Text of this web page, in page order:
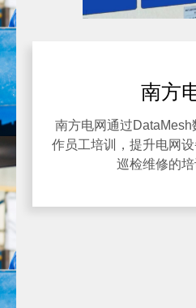
南方
南方电网通过DataMesh
作员工培训，提升电网设
巡检维修的培